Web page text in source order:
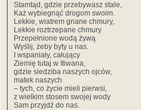
Stamtąd, gdzie przebywasz stale,
Każ wybiegnąć drogom swoim.
Lekkie, wiatrem gnane chmury,
Lekkie roztrzepane chmury
Przepełnione wodą żywą
Wyślij, żeby byty u nas.
I wspaniały, całujący
Ziemię tutaj w Itiwana,
gdzie siedziba naszych ojców,
matek naszych
– tych, co życie mieli pierwsi,
z wielkim stosem swojej wody
Sam przyjdź do nas.